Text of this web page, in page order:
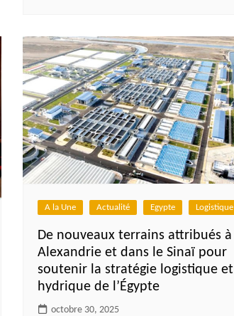
A la Une Actualité Egypte Logistique
De nouveaux terrains attribués à
Alexandrie et dans le Sinaï pour
soutenir la stratégie logistique et
hydrique de l’Égypte
octobre 30, 2025